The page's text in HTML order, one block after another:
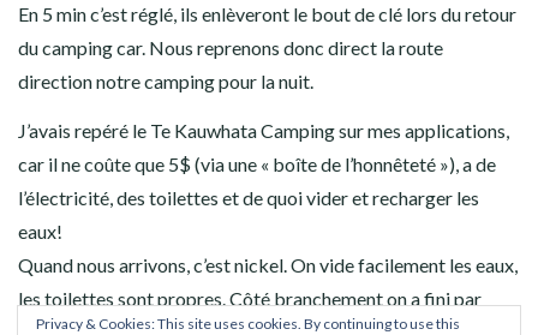
Omeru Waterfalls
voir les 3 cascades de cette zone, mais comme nous sommes
Te Kauwhata Camping
Privacy & Cookies: This site uses cookies. By continuing to use this